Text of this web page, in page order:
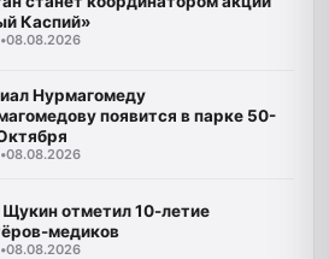
Каспий»
•08.08.2026
Нурмагомеду
появится в парке 50-
•08.08.2026
отметил 10-летие
медиков
•08.08.2026